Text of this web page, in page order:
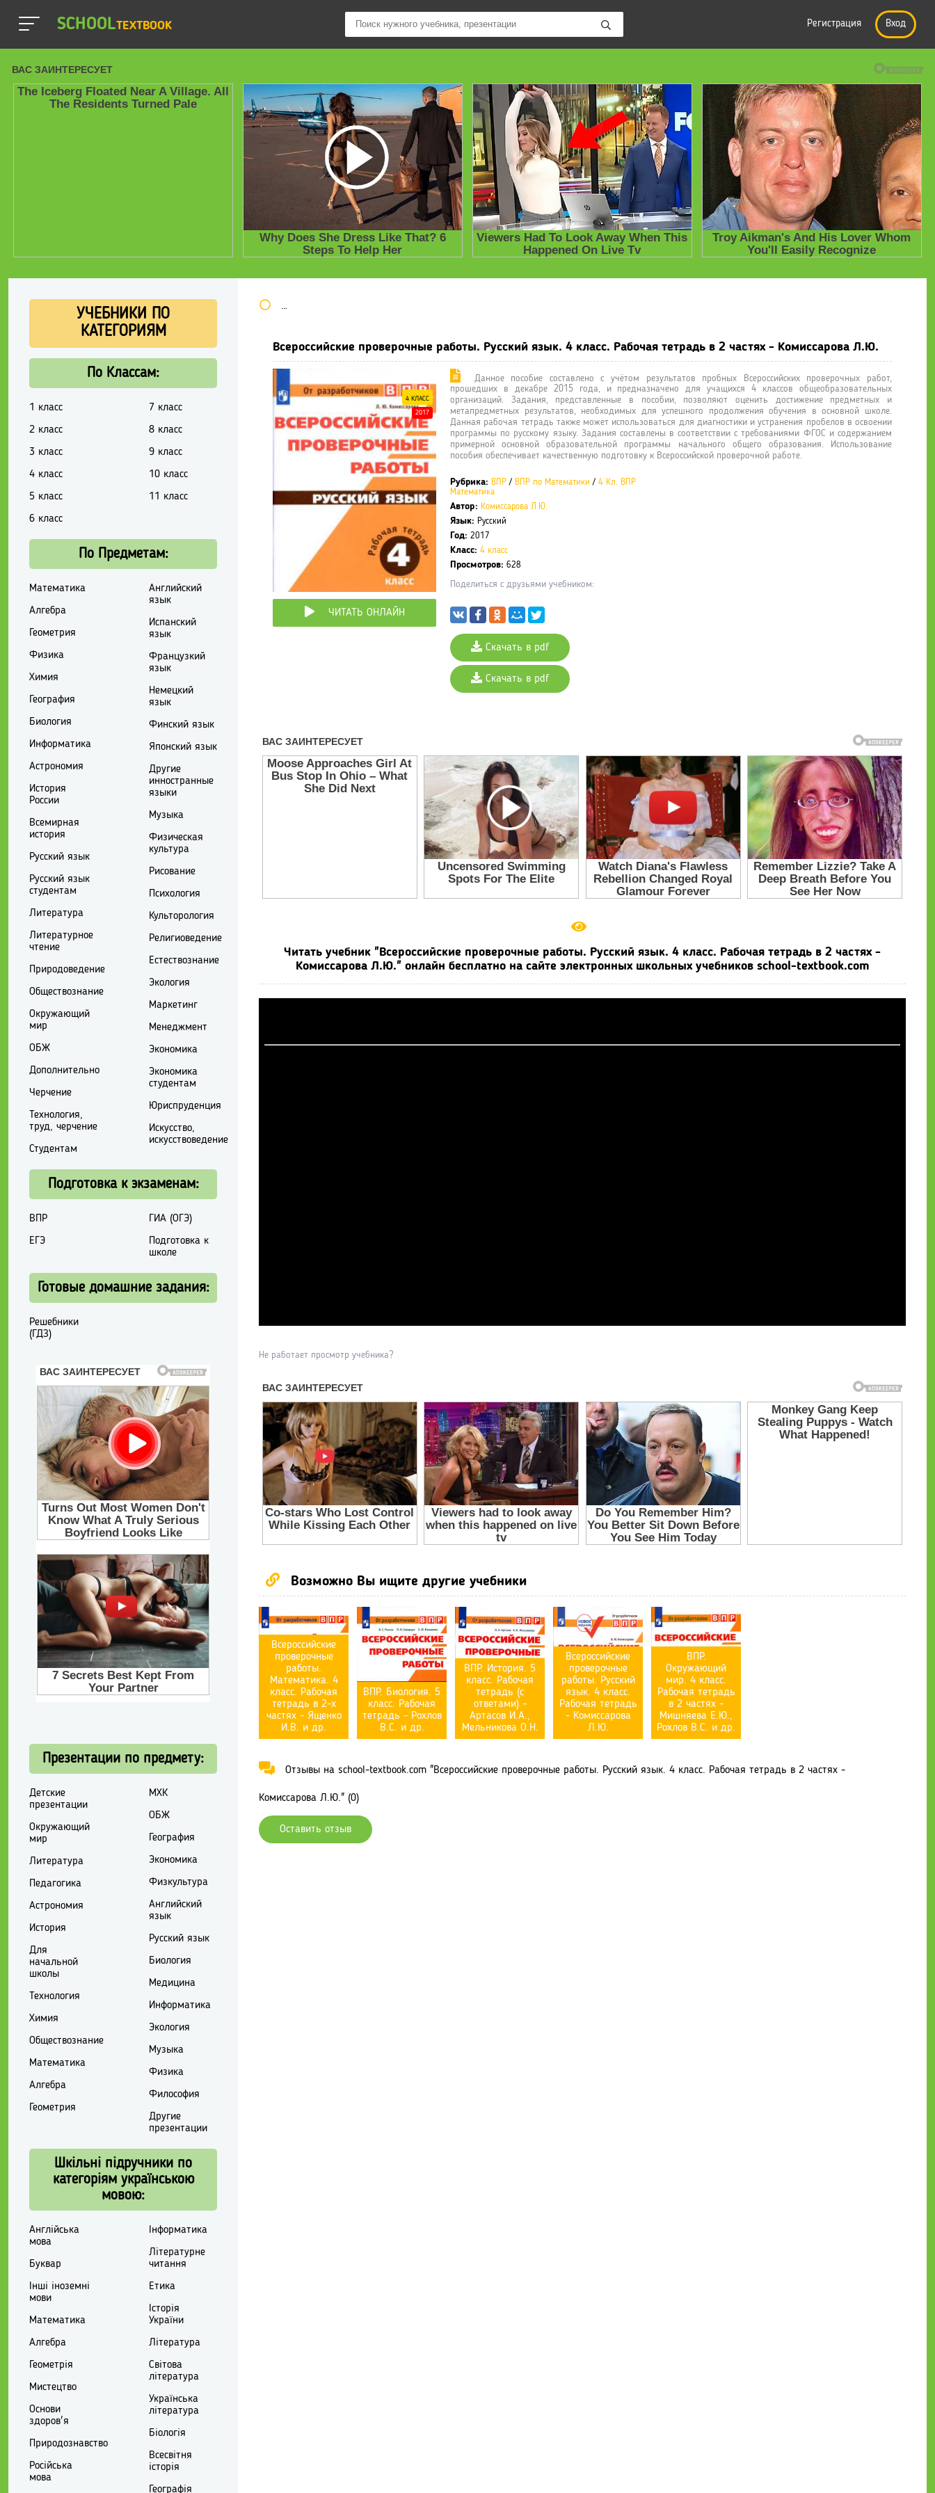
SCHOOLTEXTBOOK Регистрация Вход
Школьные учебники / Презентации по предметам
Всероссийские проверочные работы. Русский язык. 4 класс. Рабочая тетрадь в 2 частях - Комиссарова Л.Ю.
4 КЛАСС
2017
ЧИТАТЬ ОНЛАЙН
Данное пособие составлено с учётом результатов пробных Всероссийских проверочных работ,
прошедших в декабре 2015 года, и предназначено для учащихся 4 классов общеобразовательных
организаций. Задания, представленные в пособии, позволяют оценить достижение предметных и
метапредметных результатов, необходимых для успешного продолжения обучения в основной школе.
Данная рабочая тетрадь также может использоваться для диагностики и устранения пробелов в освоении
программы по русскому языку. Задания составлены в соответствии с требованиями ФГОС и содержанием
примерной основной образовательной программы начального общего образования. Использование
пособия обеспечивает качественную подготовку к Всероссийской проверочной работе.
Рубрика: ВПР / ВПР по Математики / 4 Кл. ВПР
Математика
Автор: Комиссарова Л.Ю.
Язык: Русский
Год: 2017
Класс: 4 класс
Просмотров: 628
Поделиться с друзьями учебником:
Скачать в pdf
Скачать в pdf
Читать учебник "Всероссийские проверочные работы. Русский язык. 4 класс. Рабочая тетрадь в 2 частях -
Комиссарова Л.Ю." онлайн бесплатно на сайте электронных школьных учебников school-textbook.com
Не работает просмотр учебника?
Возможно Вы ищите другие учебники
Всероссийские
проверочные
работы.
Математика. 4
класс. Рабочая
тетрадь в 2-х
частях - Ященко
И.В. и др.
ВПР. Биология. 5
класс. Рабочая
тетрадь - Рохлов
В.С. и др.
ВПР. История. 5
класс. Рабочая
тетрадь (с
ответами) -
Артасов И.А.,
Мельникова О.Н.
Всероссийские
проверочные
работы. Русский
язык. 4 класс.
Рабочая тетрадь
- Комиссарова
Л.Ю.
ВПР.
Окружающий
мир. 4 класс.
Рабочая тетрадь
в 2 частях -
Мишняева Е.Ю.,
Рохлов В.С. и др.
Отзывы на school-textbook.com "Всероссийские проверочные работы. Русский язык. 4 класс. Рабочая тетрадь в 2 частях -
Комиссарова Л.Ю." (0)
Оставить отзыв
УЧЕБНИКИ ПО
КАТЕГОРИЯМ
По Классам:
1 класс
2 класс
3 класс
4 класс
5 класс
6 класс
7 класс
8 класс
9 класс
10 класс
11 класс
По Предметам:
Математика
Алгебра
Геометрия
Физика
Химия
География
Биология
Информатика
Астрономия
История
России
Всемирная
история
Русский язык
Русский язык
студентам
Литература
Литературное
чтение
Природоведение
Обществознание
Окружающий
мир
ОБЖ
Дополнительно
Черчение
Технология,
труд, черчение
Студентам
Английский
язык
Испанский
язык
Французкий
язык
Немецкий
язык
Финский язык
Японский язык
Другие
инностранные
языки
Музыка
Физическая
культура
Рисование
Психология
Культорология
Религиоведение
Естествознание
Экология
Маркетинг
Менеджмент
Экономика
Экономика
студентам
Юриспруденция
Искусство,
искусствоведение
Подготовка к экзаменам:
ВПР
ЕГЭ
ГИА (ОГЭ)
Подготовка к
школе
Готовые домашние задания:
Решебники
(ГДЗ)
Презентации по предмету:
Детские
презентации
Окружающий
мир
Литература
Педагогика
Астрономия
История
Для
начальной
школы
Технология
Химия
Обществознание
Математика
Алгебра
Геометрия
МХК
ОБЖ
География
Экономика
Физкультура
Английский
язык
Русский язык
Биология
Медицина
Информатика
Экология
Музыка
Физика
Философия
Другие
презентации
Шкільні підручники по
категоріям українською
мовою:
Англійська
мова
Буквар
Інші іноземні
мови
Математика
Алгебра
Геометрія
Мистецтво
Основи
здоров'я
Природознавство
Російська
мова
Інформатика
Літературне
читання
Етика
Історія
України
Література
Світова
література
Українська
література
Біологія
Всесвітня
історія
Географія